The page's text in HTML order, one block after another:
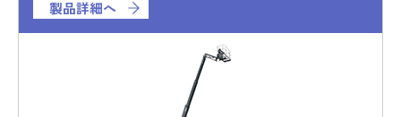
製品詳細へ